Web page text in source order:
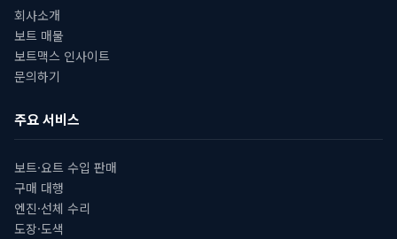
회사소개
보트 매물
보트맥스 인사이트
문의하기
주요 서비스
보트·요트 수입 판매
구매 대행
엔진·선체 수리
도장·도색